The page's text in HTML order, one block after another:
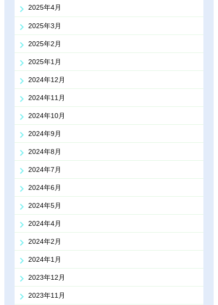
2025年4月
2025年3月
2025年2月
2025年1月
2024年12月
2024年11月
2024年10月
2024年9月
2024年8月
2024年7月
2024年6月
2024年5月
2024年4月
2024年2月
2024年1月
2023年12月
2023年11月